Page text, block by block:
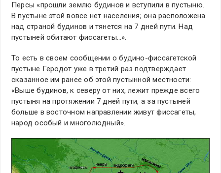
Персы «прошли землю будинов и вступили в пустыню.
В пустыне этой вовсе нет населения; она расположена
над страной будинов и тянется на 7 дней пути. Над
пустыней обитают фиссагеты…».
То есть в своем сообщении о будино-фиссагетской
пустыне Геродот уже в третий раз подтверждает
сказанное им ранее об этой пустынной местности:
«Выше будинов, к северу от них, лежит прежде всего
пустыня на протяжении 7 дней пути, а за пустыней
больше в восточном направлении живут фиссагеты,
народ особый и многолюдный».